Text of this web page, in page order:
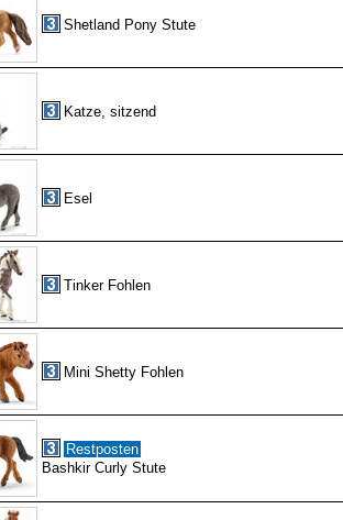
Shetland Pony Stute
Katze, sitzend
Esel
Tinker Fohlen
Mini Shetty Fohlen
Restposten
Bashkir Curly Stute